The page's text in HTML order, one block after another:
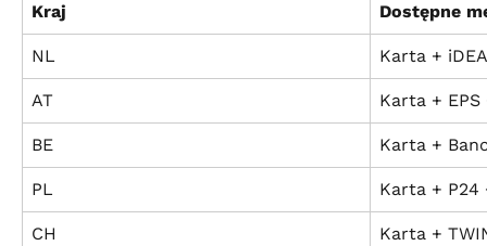
Kraj Dostępne
NL Karta +
AT Karta +
BE Karta +
PL Karta + P24
CH Karta +